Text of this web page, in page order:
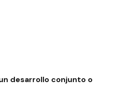
desarrollo conjunto o